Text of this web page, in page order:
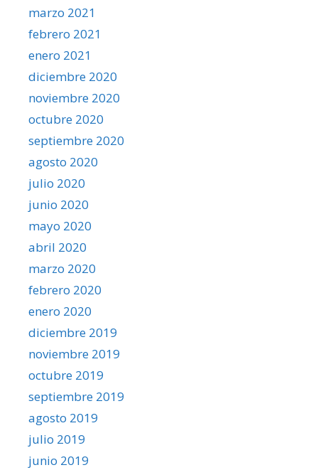
marzo 2021
febrero 2021
enero 2021
diciembre 2020
noviembre 2020
octubre 2020
septiembre 2020
agosto 2020
julio 2020
junio 2020
mayo 2020
abril 2020
marzo 2020
febrero 2020
enero 2020
diciembre 2019
noviembre 2019
octubre 2019
septiembre 2019
agosto 2019
julio 2019
junio 2019